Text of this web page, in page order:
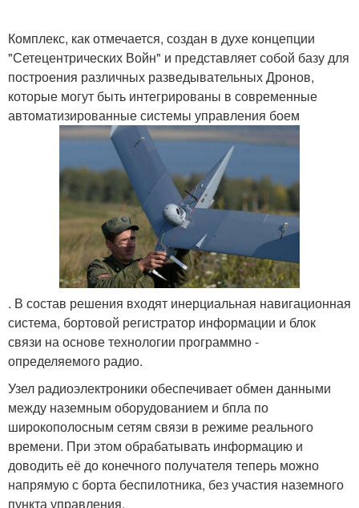
Комплекс, как отмечается, создан в духе концепции
"Сетецентрических Войн" и представляет собой базу для
построения различных разведывательных Дронов,
которые могут быть интегрированы в современные
автоматизированные системы управления боем
. В состав решения входят инерциальная навигационная
система, бортовой регистратор информации и блок
связи на основе технологии программно -
определяемого радио.
Узел радиоэлектроники обеспечивает обмен данными
между наземным оборудованием и бпла по
широкополосным сетям связи в режиме реального
времени. При этом обрабатывать информацию и
доводить её до конечного получателя теперь можно
напрямую с борта беспилотника, без участия наземного
пункта управления.